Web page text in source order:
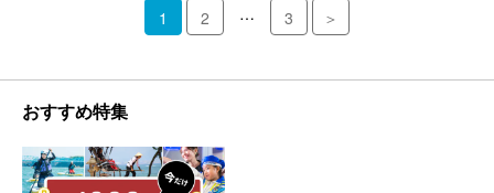
1 2 … 3 ＞
おすすめ特集